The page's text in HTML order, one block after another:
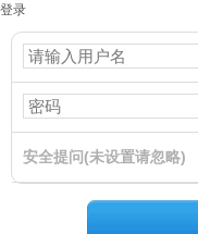
登录
安全提问(未设置请忽略)